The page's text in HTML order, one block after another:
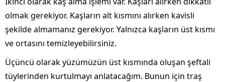
olmak gerekiyor. Kaşların alt kısmını alırken kavisli
şekilde almamanız gerekiyor. Yalnızca kaşların üst kısmı
ve ortasını temizleyebilirsiniz.
Üçüncü olarak yüzümüzün üst kısmında oluşan şeftali
tüylerinden kurtulmayı anlatacağım. Bunun için traş